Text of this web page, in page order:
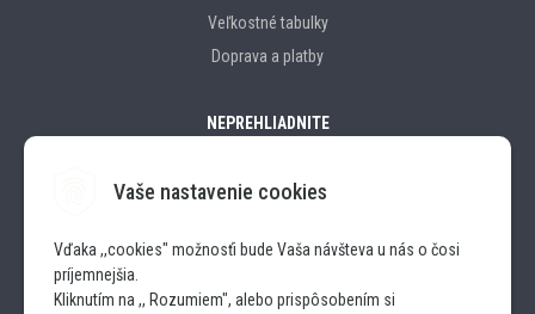
Vaše nastavenie cookies
Vďaka ,,cookies" možnosťi bude Vaša návšteva u nás o čosi
príjemnejšia.
Kliknutím na ,, Rozumiem", alebo prispôsobením si
Veľkostné tabulky
Doprava a platby
NEPREHLIADNITE